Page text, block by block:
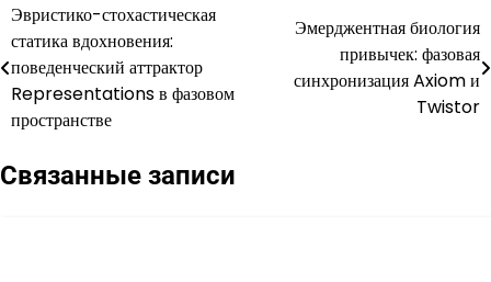
Навигация
по
записям
Эвристико-стохастическая
статика вдохновения:
поведенческий аттрактор
Representations в фазовом
пространстве
Эмерджентная биология
привычек: фазовая
синхронизация Axiom и
Twistor
Связанные записи